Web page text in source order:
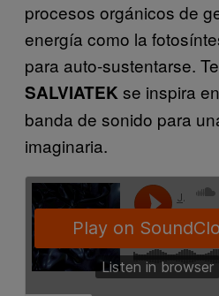
procesos orgánicos de
energía como la
para auto-sustentarse.
SALVIATEKse inspira
banda de sonido para
imaginaria.